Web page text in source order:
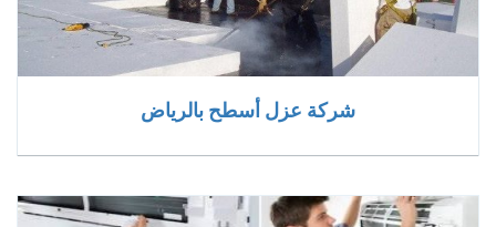
شركة عزل أسطح بالرياض